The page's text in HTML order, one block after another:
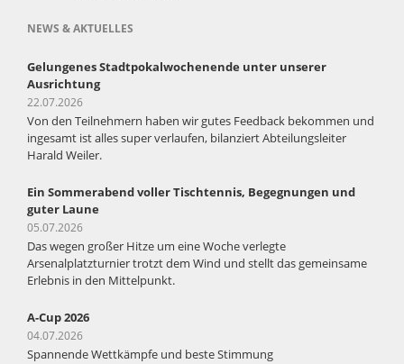
NEWS & AKTUELLES
Gelungenes Stadtpokalwochenende unter unserer
Ausrichtung
22.07.2026
Von den Teilnehmern haben wir gutes Feedback bekommen und
ingesamt ist alles super verlaufen, bilanziert Abteilungsleiter
Harald Weiler.
Ein Sommerabend voller Tischtennis, Begegnungen und
guter Laune
05.07.2026
Das wegen großer Hitze um eine Woche verlegte
Arsenalplatzturnier trotzt dem Wind und stellt das gemeinsame
Erlebnis in den Mittelpunkt.
A-Cup 2026
04.07.2026
Spannende Wettkämpfe und beste Stimmung